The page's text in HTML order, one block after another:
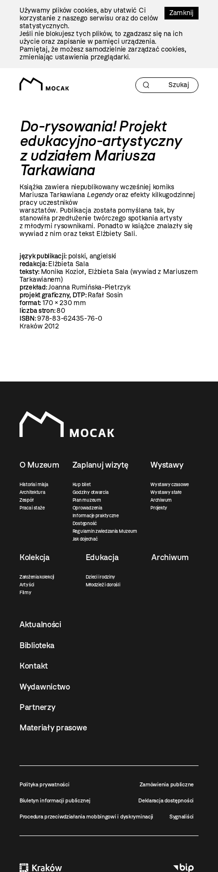
Zamknij
Używamy plików cookies, aby ułatwić Ci
korzystanie z naszego serwisu oraz do celów
statystycznych.
Jeśli nie blokujesz tych plików, to zgadzasz się na ich
użycie oraz zapisanie w pamięci urządzenia.
Pamiętaj, że możesz samodzielnie zarządzać cookies,
zmieniając ustawienia przeglądarki.
Do-rysowania! Projekt
edukacyjno-artystyczny
z udziałem Mariusza
Tarkawiana
Książka zawiera niepublikowany wcześniej komiks
Mariusza Tarkawiana Legendyoraz efekty kilkugodzinnej
pracy uczestników
warsztatów. Publikacja została pomyślana tak, by
stanowiła przedłużenie twórczego spotkania artysty
z młodymi rysownikami. Ponadto w książce znalazły się
wywiad z nim oraz tekst Elżbiety Sali.
język publikacji:polski, angielski
redakcja:Elżbieta Sala
teksty: Monika Kozioł, Elżbieta Sala (wywiad z Mariuszem
Tarkawianem)
przekład:Joanna Rumińska-Pietrzyk
projekt graficzny, DTP:Rafał Sosin
format:170 × 230 mm
liczba stron:80
ISBN:978-83-62435-76-0
Kraków 2012
O Muzeum
Historia i misja
Architektura
Zespół
Praca i staże
Zaplanuj wizytę
Kup bilet
Godziny otwarcia
Plan muzeum
Oprowadzenia
Informacje praktyczne
Dostępność
Regulamin zwiedzania Muzeum
Jak dojechać
Wystawy
Wystawy czasowe
Wystawy stałe
Archiwum
Projekty
Kolekcja
Założenia kolekcji
Artyści
Filmy
Edukacja
Dzieci i rodziny
Młodzież i dorośli
Archiwum
Aktualności
Biblioteka
Kontakt
Wydawnictwo
Partnerzy
Materiały prasowe
Polityka prywatności Zamówienia publiczne
Biuletyn informacji publicznej Deklaracja dostępności
Procedura przeciwdziałania mobbingowi i dyskryminacji Sygnaliści